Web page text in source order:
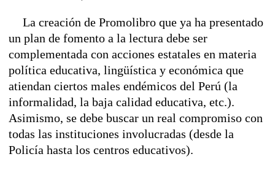
La creación de Promolibro que ya ha presentado
un plan de fomento a la lectura debe ser
complementada con acciones estatales en materia
política educativa, lingüística y económica que
atiendan ciertos males endémicos del Perú (la
informalidad, la baja calidad educativa, etc.).
Asimismo, se debe buscar un real compromiso con
todas las instituciones involucradas (desde la
Policía hasta los centros educativos).